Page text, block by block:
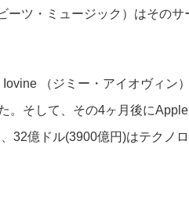
ーツ・ミュージック）はその
（ジミー・アイオヴィン
。そして、その4ヶ月後に
32億ドル(3900億円)はテクノ